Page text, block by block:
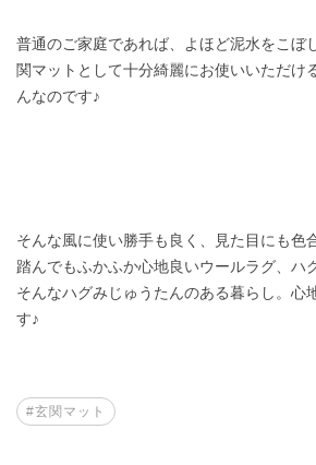
普通のご家庭であれば、よほど泥水をこぼ
関マットとして十分綺麗にお使いいただけ
んなのです♪
そんな風に使い勝手も良く、見た目にも色
踏んでもふかふか心地良いウールラグ、ハ
そんなハグみじゅうたんのある暮らし。心
す♪
#玄関マット